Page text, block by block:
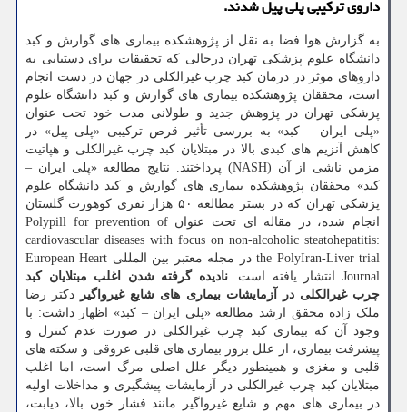
داروی ترکیبی پلی پیل شدند.
به گزارش هوا فضا به نقل از پژوهشکده بیماری های گوارش و کبد
دانشگاه علوم پزشکی تهران درحالی که تحقیقات برای دستیابی به
داروهای موثر در درمان کبد چرب غیرالکلی در جهان در دست انجام
است، محققان پژوهشکده بیماری های گوارش و کبد دانشگاه علوم
پزشکی تهران در پژوهش جدید و طولانی مدت خود تحت عنوان
«پلی ایران – کبد» به بررسی تأثیر قرص ترکیبی «پلی پیل» در
کاهش آنزیم های کبدی بالا در مبتلایان کبد چرب غیرالکلی و هپاتیت
مزمن ناشی از آن (NASH) پرداختند. نتایج مطالعه «پلی ایران –
کبد» محققان پژوهشکده بیماری های گوارش و کبد دانشگاه علوم
پزشکی تهران که در بستر مطالعه ۵۰ هزار نفری کوهورت گلستان
انجام شده، در مقاله ای تحت عنوان Polypill for prevention of
cardiovascular diseases with focus on non-alcoholic steatohepatitis:
the PolyIran-Liver trial در مجله معتبر بین المللی European Heart
Journal انتشار یافته است.
نادیده گرفته شدن اغلب مبتلایان کبد
چرب غیرالکلی در آزمایشات بیماری های شایع غیرواگیر
دکتر رضا
ملک زاده محقق ارشد مطالعه «پلی ایران – کبد» اظهار داشت: با
وجود آن که بیماری کبد چرب غیرالکلی در صورت عدم کنترل و
پیشرفت بیماری، از علل بروز بیماری های قلبی عروقی و سکته های
قلبی و مغزی و همینطور دیگر علل اصلی مرگ است، اما اغلب
مبتلایان کبد چرب غیرالکلی در آزمایشات پیشگیری و مداخلات اولیه
در بیماری های مهم و شایع غیرواگیر مانند فشار خون بالا، دیابت،